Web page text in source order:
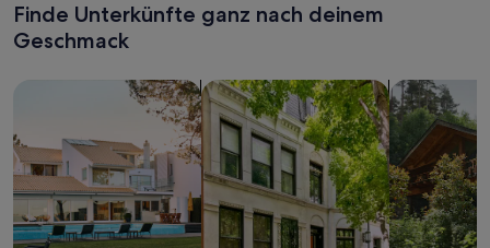
Finde Unterkünfte ganz nach deinem
Geschmack
Suche nach FerienhäusernSuche nach Ferienwohnungen oder
Suche nach